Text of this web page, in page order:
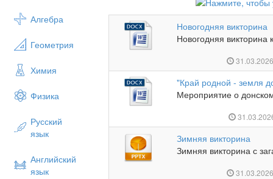
Алгебра
Геометрия
Химия
Физика
Русский
язык
Английский
язык
Новогодняя викторина
Новогодняя викторина
"Край родной - земля
Мероприятие о
Зимняя викторина
Зимняя викторина с